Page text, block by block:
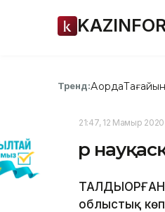
Тренд:Ақорда
21:47, 12 Мамыр 2020
Әр
облыстық